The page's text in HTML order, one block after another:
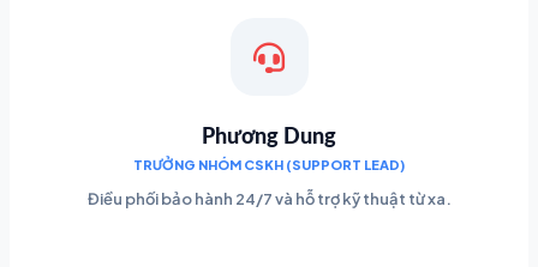
Phương Dung
TRƯỞNG NHÓM CSKH (SUPPORT LEAD)
Điều phối bảo hành 24/7 và hỗ trợ kỹ thuật từ xa.